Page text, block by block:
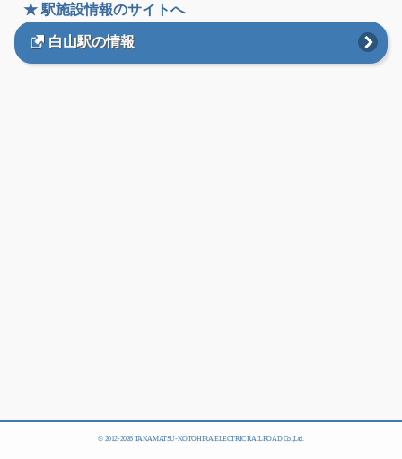
★ 駅施設情報のサイトへ
白山駅の情報
© 2012-2026 TAKAMATSU-KOTOHIRA ELECTRIC RAILROAD Co.,Ltd.